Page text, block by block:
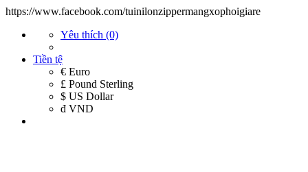
https://www.facebook.com/tuinilonzippermangxophoigiare
Yêu thích (0)
Tiền tệ
€ Euro
£ Pound Sterling
$ US Dollar
đ VND